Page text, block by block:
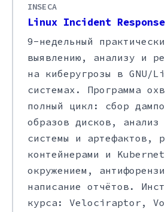
INSECA
Linux Incident
9-недельный
выявлению, анализу и
на киберугрозы в GNU/
системах. Программа
полный цикл: сбор
образов дисков, анализ
системы и артефактов,
контейнерами и
окружением,
написание отчётов.
курса: Velociraptor,